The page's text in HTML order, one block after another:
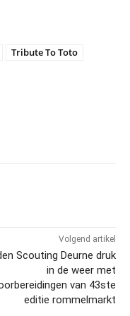
Tribute To Toto
Volgend artikel
Scouting Deurne druk
in de weer met
van 43ste
editie rommelmarkt